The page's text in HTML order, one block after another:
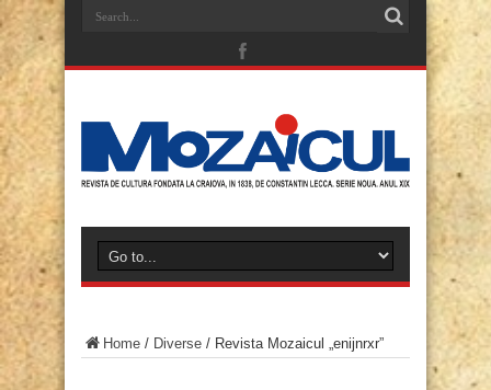
Home / Diverse / Revista Mozaicul „enijnrxr”